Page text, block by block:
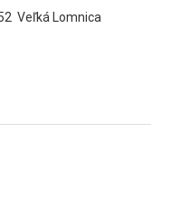
Veľká Lomnica